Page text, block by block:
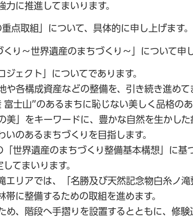
に推進してまいります。
点取組」について、具体的に申し上げます。
り～世界遺産のまちづくり～」について申し
ェクト」についてであります。
各構成資産などの整備を、引き続き進めて
士山”のあるまちに恥じない美しく品格の
美」をキーワードに、豊かな自然を生かし
のあるまちづくりを目指します。
世界遺産のまちづくり整備基本構想」に基
てまいります。
リアでは、「名勝及び天然記念物白糸ノ滝
に整備するための取組を進めます。
め、階段へ手摺りを設置するとともに、修